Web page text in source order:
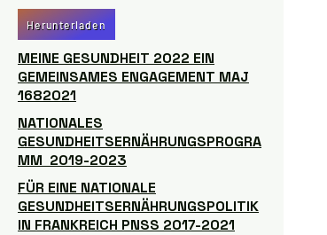
Herunterladen
MEINE GESUNDHEIT 2022 EIN
GEMEINSAMES ENGAGEMENT MAJ
1682021
NATIONALES
GESUNDHEITSERNÄHRUNGSPROGRA
MM 2019-2023
FÜR EINE NATIONALE
GESUNDHEITSERNÄHRUNGSPOLITIK
IN FRANKREICH PNSS 2017-2021